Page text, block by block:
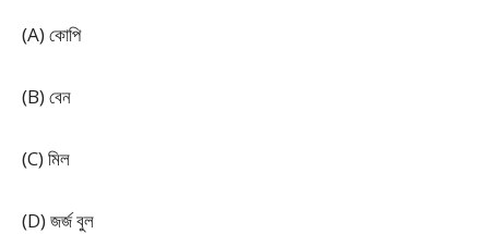
(A) কোপি
(B) বেন
(C) মিল
(D) জর্জ বুল